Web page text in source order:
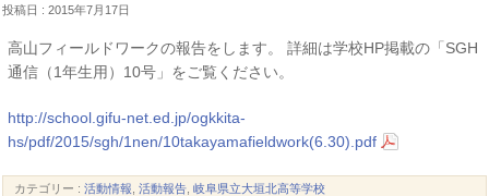
投稿日 : 2015年7月17日
高山フィールドワークの報告をします。 詳細は学校HP掲載の「SGH
通信（1年生用）10号」をご覧ください。
http://school.gifu-net.ed.jp/ogkkita-
hs/pdf/2015/sgh/1nen/10takayamafieldwork(6.30).pdf
カテゴリー :活動情報 ,活動報告 ,岐阜県立大垣北高等学校